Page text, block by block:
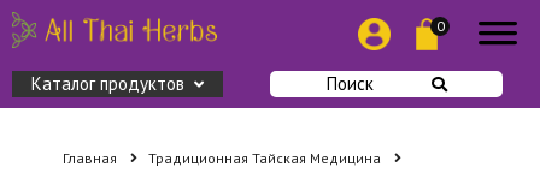
0
Каталог продуктов Поиск
Главная
Традиционная Тайская Медицина